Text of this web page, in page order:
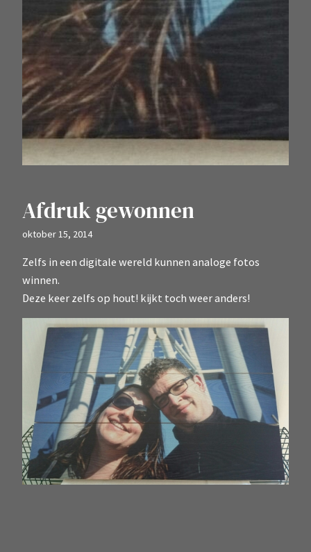
Afdruk gewonnen
oktober 15, 2014
Zelfs in een digitale wereld kunnen analoge fotos
winnen.
Deze keer zelfs op hout! kijkt toch weer anders!